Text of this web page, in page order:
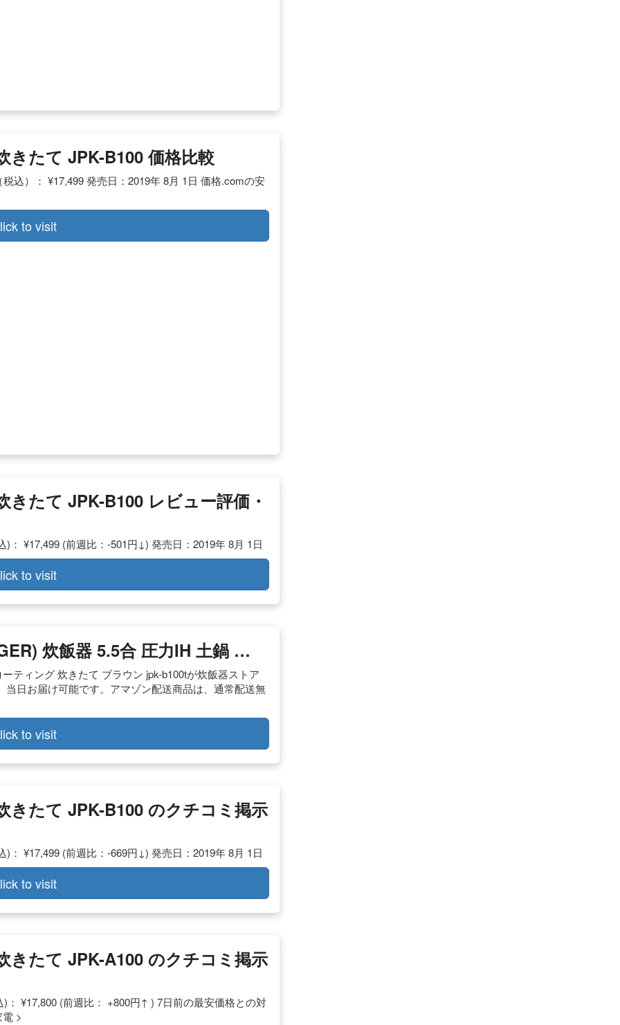
たて JPK-B100 価格比較
込）： ¥17,499 発売日：2019年 8月 1日 価格.comの安
to visit
たて JPK-B100 レビュー評価・
： ¥17,499 (前週比：-501円↓) 発売日：2019年 8月 1日
to visit
炊飯器 5.5合 圧力IH 土鍋 …
ティング 炊きたて ブラウン jpk-b100tが炊飯器ストア
日お届け可能です。アマゾン配送商品は、通常配送無
to visit
きたて JPK-B100 のクチコミ掲示
： ¥17,499 (前週比：-669円↓) 発売日：2019年 8月 1日
to visit
きたて JPK-A100 のクチコミ掲示
： ¥17,800 (前週比： +800円↑ ) 7日前の最安価格との対
>